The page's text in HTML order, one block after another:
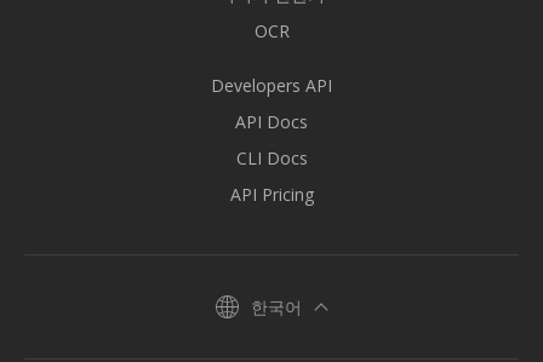
OCR
Developers API
API Docs
CLI Docs
API Pricing
한국어